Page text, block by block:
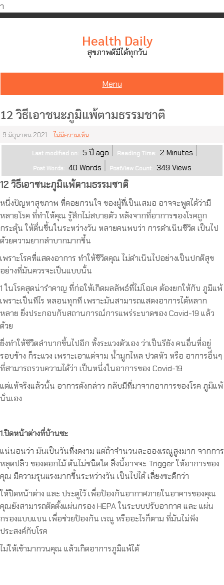
ำ
Skip
Health Daily
สุขภาพดีมีได้ทุกวัน
Menu
12 วิธีเอาชนะภูมิแพ้ตามธรรมชาติ
9 มิถุนายน 2021 ไม่มีความเห็น
Last modified on: 5 ปี ago Reading Time: 2 Minutes
Post Words: 40 Words PostView Count: 349 Views
12 วิธีเอาชนะภูมิแพ้ตามธรรมชาติ
หนึ่งปัญหาสุขภาพ ที่คอยกวนใจ ของผู้ที่เป็นเสมอ อาจจะพูดได้ว่ามี
หลายโรค ที่ทำให้คุณ รู้สึกไม่สบายตัว หลังจากที่อาการของโรคถูก
กระตุ้น ให้ตื่นขึ้นในระหว่างวัน หลายคนพบว่า การดำเนินชีวิต เป็นไป
ด้วยความยากลำบากมากขึ้น
เพราะโรคที่แสดงอาการ ทำให้ชีวิตคุณ ไม่ดำเนินไปอย่างเป็นปกติสุข
อย่างที่มันควรจะเป็นแบบนั้น
1 ในโรคสุดน่ารำคาญ ที่ก่อให้เกิดผลลัพธ์ที่ไม่โอเค ต้องยกให้กับ ภูมิแพ้
เพราะเป็นทีไร หลอนทุกที เพราะมันสามารถแสดงอาการได้หลาก
หลาย ยิ่งประกอบกับสถานการณ์การแพร่ระบาดของ Covid-19 แล้ว
ด้วย
ยิ่งทำให้ชีวิตลำบากขึ้นไปอีก ทั้งระแวงตัวเอง ว่าเป็นรึยัง คนอื่นที่อยู่
รอบข้าง ก็ระแวง เพราะเอาแต่จาม น้ำมูกไหล ปวดหัว หรือ อาการอื่นๆ
ที่สามารถรวบความได้ว่า เป็นหนึ่งในอาการของ Covid-19
แต่แท้จริงแล้วนั้น อาการดังกล่าว กลับมีที่มาจากอาการของโรค ภูมิแพ้
นั่นเอง
1.ปิดหน้าต่างที่บ้านซะ
แน่นอนว่า มันเป็นวันที่งดงาม แต่ถ้าจำนวนละอองเรณูสูงมาก จากการ
หลุดปลิว ของดอกไม้ ต้นไม่ชนิดใด สิ่งนี้อาจจะ Trigger ให้อาการของ
คุณ มีความรุนแรงมากขึ้นระหว่างวัน เป็นไปได้ เลี่ยงซะดีกว่า
ให้ปิดหน้าต่าง และ ประตูไว้ เพื่อป้องกันอากาศภายในอาคารของคุณ
คุณยังสามารถติดตั้งแผ่นกรอง HEPA ในระบบปรับอากาศ และ แผ่น
กรองแบบแบน เพื่อช่วยป้องกัน เรณู หรืออะไรก็ตาม ที่มันไม่พึง
ประสงค์กับโรค
ไม่ให้เข้ามากวนคุณ แล้วเกิดอาการภูมิแพ้ได้